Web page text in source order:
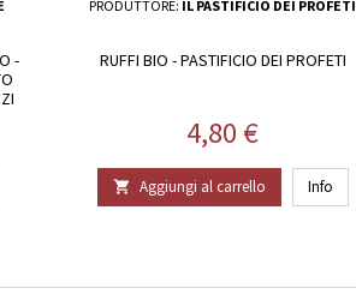
-
PRODUTTORE: IL PASTIFICIO DEI PROFETI
RUFFI BIO - PASTIFICIO DEI PROFETI
Prezzo
4,80 €
 Aggiungi al carrello Info